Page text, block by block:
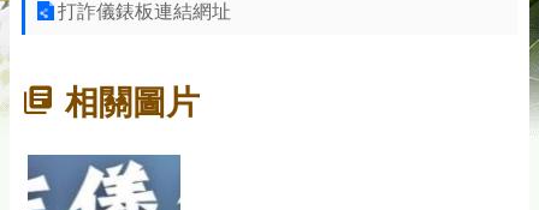
打詐儀錶板連結網址
相關圖片